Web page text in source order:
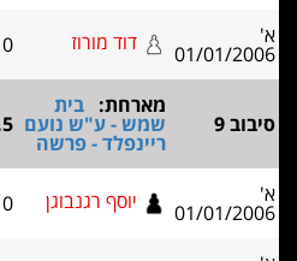
01/ דוד מורוז 0
מארחת:בית
שמש - ע"ש נועם
ריינפלד - פרשה
1.5
2.5
01/ יוסף רגנבוגן 0
-